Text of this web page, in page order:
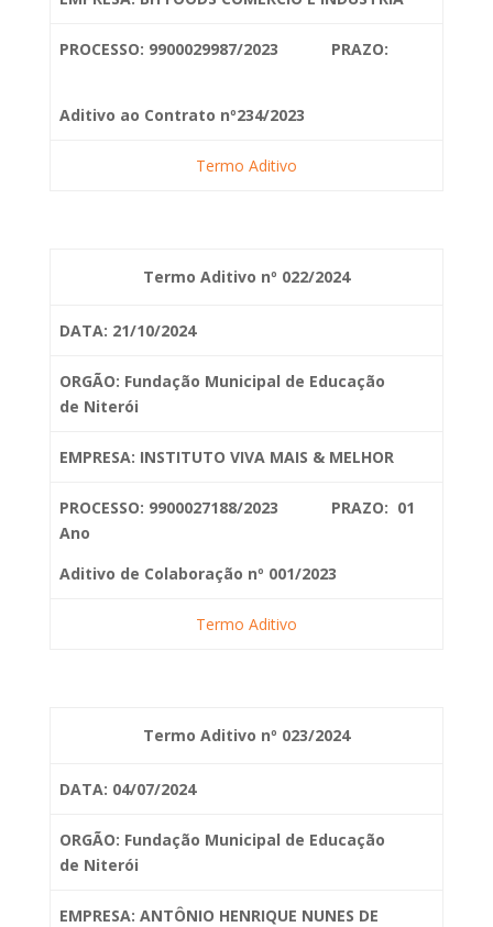
PROCESSO: 9900029987/2023 PRAZO:
Aditivo ao Contrato nº234/2023
Termo Aditivo
Termo Aditivo nº 022/2024
DATA: 21/10/2024
ORGÃO: Fundação Municipal de Educação
de Niterói
EMPRESA: INSTITUTO VIVA MAIS & MELHOR
PROCESSO: 9900027188/2023 PRAZO: 01
Ano
Aditivo de Colaboração nº 001/2023
Termo Aditivo
Termo Aditivo nº 023/2024
DATA: 04/07/2024
ORGÃO: Fundação Municipal de Educação
de Niterói
EMPRESA: ANTÔNIO HENRIQUE NUNES DE